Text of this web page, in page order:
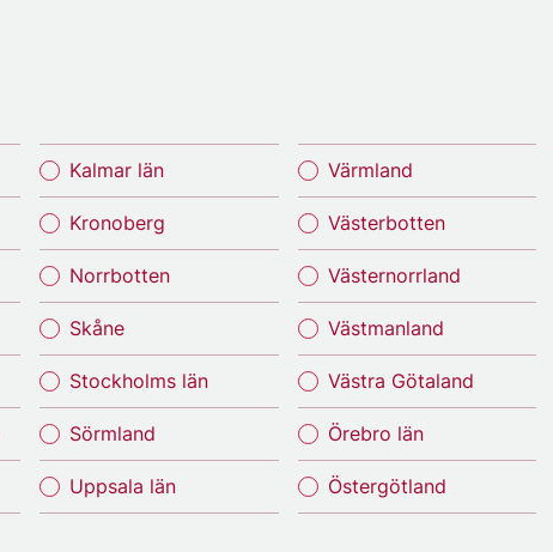
Kalmar län
Kronoberg
Norrbotten
Skåne
Stockholms län
Sörmland
Uppsala län
Värmland
Västerbotten
Västernorrland
Västmanland
Västra Götaland
Örebro län
Östergötland